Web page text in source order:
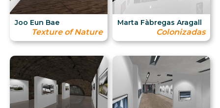
Joo Eun Bae
Texture of Nature
Marta Fàbregas Aragall
Colonizadas